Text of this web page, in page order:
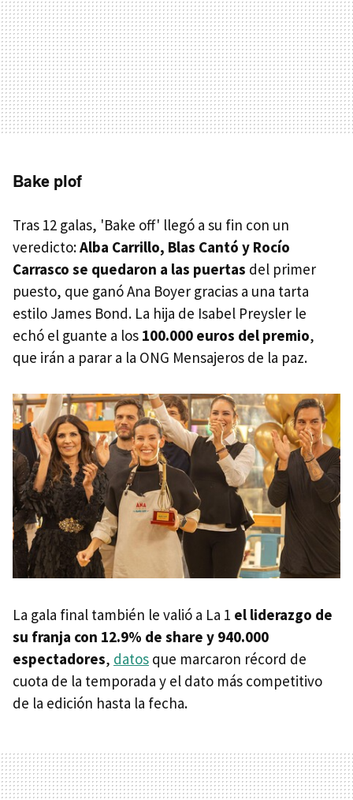
Bake plof
Tras 12 galas, 'Bake off' llegó a su fin con un
veredicto:Alba Carrillo, Blas Cantó y Rocío
Carrasco se quedaron a las puertas del primer
puesto, que ganó Ana Boyer gracias a una tarta
estilo James Bond. La hija de Isabel Preysler le
echó el guante a los 100.000 euros del premio,
que irán a parar a la ONG Mensajeros de la paz.
La gala final también le valió a La 1 el liderazgo de
su franja con 12.9% de share y 940.000
espectadores, datos que marcaron récord de
cuota de la temporada y el dato más competitivo
de la edición hasta la fecha.